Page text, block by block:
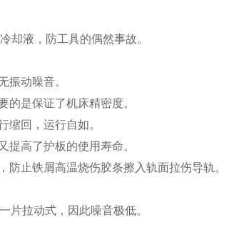
却液，防工具的偶然事故。
振动噪音。
的是保证了机床精密度。
缩回，运行自如。
提高了护板的使用寿命。
，防止铁屑高温烧伤胶条擦入轨面拉伤导轨。
片拉动式，因此噪音极低。